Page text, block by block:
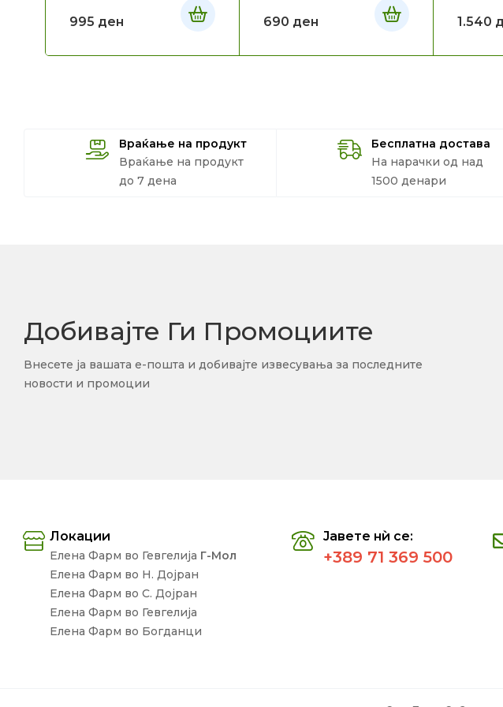
995 ден 690 ден 1.540
Враќање на продукт
Враќање на продукт
до 7 дена
Бесплатна достава
На нарачки од над
1500 денари
Добивајте Ги Промоциите
Внесете ја вашата е-пошта и добивајте извесувања за последните
новости и промоции
Локации
Елена Фарм во Гевгелија Г-Мол
Елена Фарм во Н. Дојран
Елена Фарм во С. Дојран
Елена Фарм во Гевгелија
Елена Фарм во Богданци
Јавете нѝ се:
+389 71 369 500